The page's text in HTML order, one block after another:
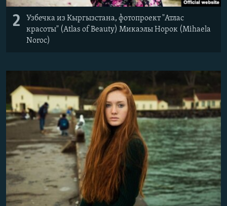
2
Узбечка из Кыргызстана, фотопроект "Атлас
красоты" (Atlas of Beauty) Микаэлы Норок (Mihaela
Noroc)